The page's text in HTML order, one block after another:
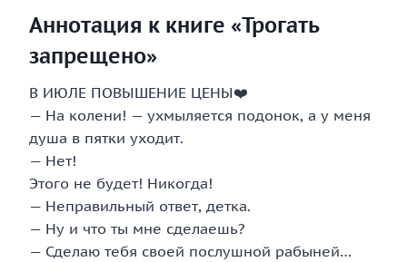
Аннотация к книге «Трогать
запрещено»
В‍ ИЮЛЕ ПОВЫШЕНИЕ ЦЕНЫ‍❤️‍
— На колени! — ухмыляется подонок, а у меня
душа в пятки уходит.
— Нет!
Этого не будет! Никогда!
— Неправильный ответ, детка.
— Ну и что ты мне сделаешь?
— Сделаю тебя своей послушной рабыней…